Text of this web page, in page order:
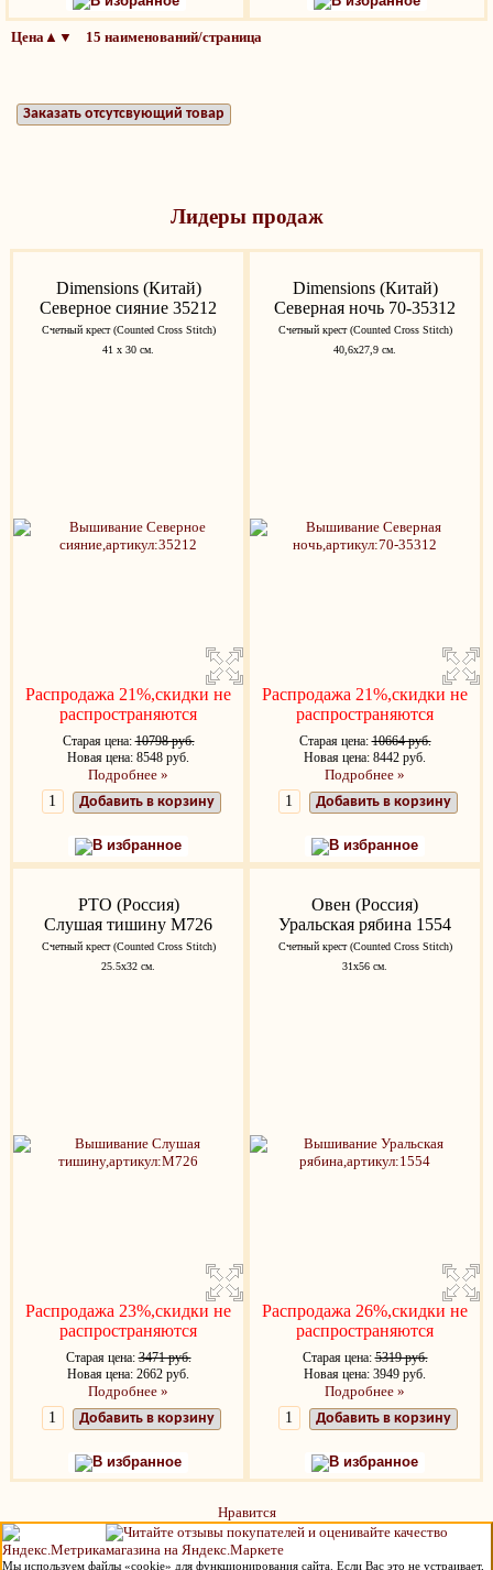
Цена▲▼ 15 наименований/страница
Заказать отсутсвующий товар
Лидеры продаж
Dimensions (Китай)
Северное сияние 35212
Счетный крест (Counted Cross Stitch)
41 х 30 см.
Распродажа 21%,скидки не
распространяются
Старая цена:10798 руб.
Новая цена: 8548 руб.
Подробнее »
Добавить в корзину
В избранное
Dimensions (Китай)
Северная ночь 70-35312
Счетный крест (Counted Cross Stitch)
40,6х27,9 см.
Распродажа 21%,скидки не
распространяются
Старая цена:10664 руб.
Новая цена: 8442 руб.
Подробнее »
Добавить в корзину
В избранное
РТО (Россия)
Слушая тишину M726
Счетный крест (Counted Cross Stitch)
25.5x32 см.
Распродажа 23%,скидки не
распространяются
Старая цена:3471 руб.
Новая цена: 2662 руб.
Подробнее »
Добавить в корзину
В избранное
Овен (Россия)
Уральская рябина 1554
Счетный крест (Counted Cross Stitch)
31x56 см.
Распродажа 26%,скидки не
распространяются
Старая цена:5319 руб.
Новая цена: 3949 руб.
Подробнее »
Добавить в корзину
В избранное
Нравится
Мы используем файлы «cookie» для функционирования сайта. Если Вас это не устраивает,